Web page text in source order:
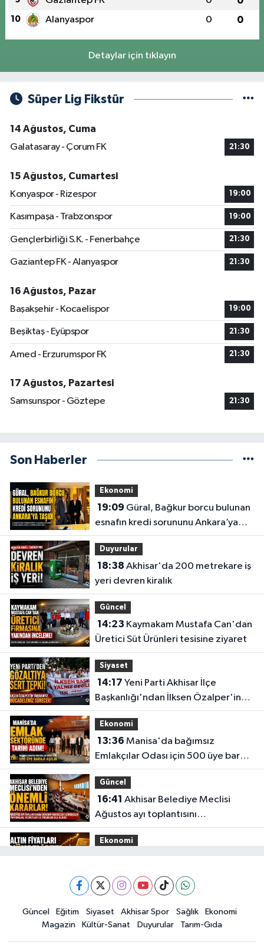
10 Alanyaspor 0 0
Detaylar için tıklayın
Süper Lig Fikstür
14 Ağustos, Cuma
Galatasaray - Çorum FK
21:30
15 Ağustos, Cumartesi
Konyaspor - Rizespor
19:00
Kasımpaşa - Trabzonspor 19:00
Gençlerbirliği S.K. - Fenerbahçe 21:30
Gaziantep FK - Alanyaspor 21:30
16 Ağustos, Pazar
Başakşehir - Kocaelispor
19:00
Beşiktaş - Eyüpspor 21:30
Amed - Erzurumspor FK 21:30
17 Ağustos, Pazartesi
Samsunspor - Göztepe
21:30
Son Haberler
Ekonomi
19:09
esnafın kredi sorununu Ankara’ya
taşıdı
Duyurular
18:38
yeri devren kiralık
Güncel
14:23
Üretici Süt Ürünleri tesisine ziyaret
Siyaset
14:17
Başkanlığı'ndan İlksen Özalper'in
gözaltına alınmasına tepki
Ekonomi
13:36
Emlakçılar Odası için 500 üye barajı
aşıldı
Güncel
16:41
Ağustos ayı toplantısını
gerçekleştirdi
Ekonomi
15:02Akhisar'da sıcak hava etkisini
sürdürüyor! İşte 5 günlük hava
Güncel Eğitim Siyaset Akhisar Spor Sağlık
Ekonomi
Magazin
Kültür-Sanat Duyurular Tarım-Gıda